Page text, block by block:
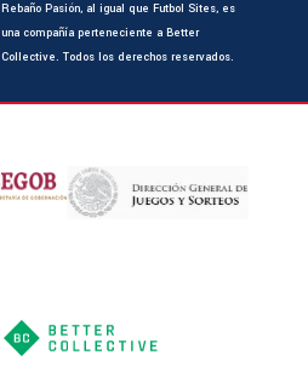
Rebaño Pasión, al igual que Futbol Sites, es
una compañía perteneciente a Better
Collective. Todos los derechos reservados.